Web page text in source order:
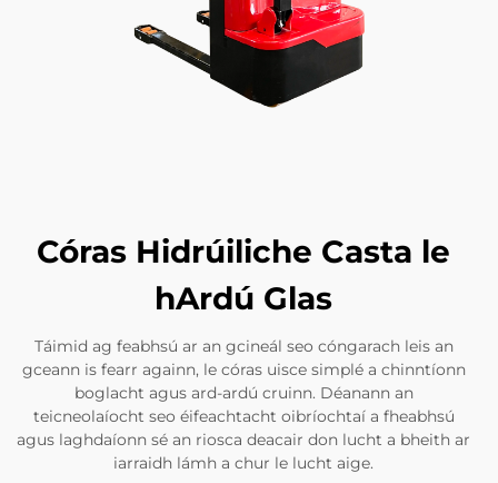
Córas Hidrúiliche Casta le
hArdú Glas
Táimid ag feabhsú ar an gcineál seo cóngarach leis an
gceann is fearr againn, le córas uisce simplé a chinntíonn
boglacht agus ard-ardú cruinn. Déanann an
teicneolaíocht seo éifeachtacht oibríochtaí a fheabhsú
agus laghdaíonn sé an riosca deacair don lucht a bheith ar
iarraidh lámh a chur le lucht aige.